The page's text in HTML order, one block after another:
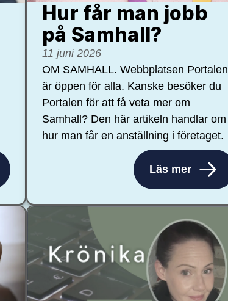
Hur får man jobb
på Samhall?
11 juni 2026
OM SAMHALL. Webbplatsen Portalen
är öppen för alla. Kanske besöker du
Portalen för att få veta mer om
Samhall? Den här artikeln handlar om
hur man får en anställning i företaget.
Läs mer